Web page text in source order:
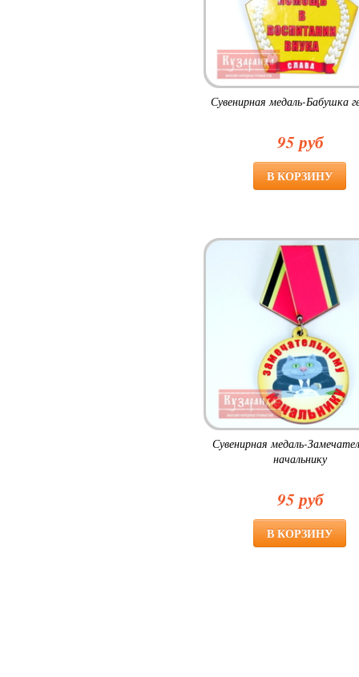
Сувенирная медаль-Бабушка
95 руб
Сувенирная медаль-
начальнику
95 руб